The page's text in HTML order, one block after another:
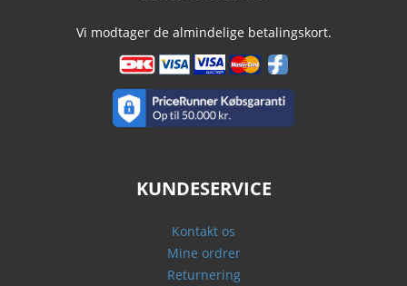
Vi modtager de almindelige betalingskort.
KUNDESERVICE
Kontakt os
Mine ordrer
Returnering